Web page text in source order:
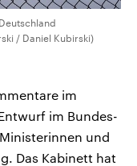
/ Daniel Kubirski)
im
im Bundes-
und
Das Kabinett hat